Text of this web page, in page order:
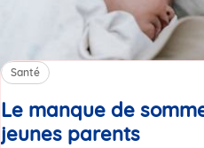
Santé
Le manque de
jeunes parents